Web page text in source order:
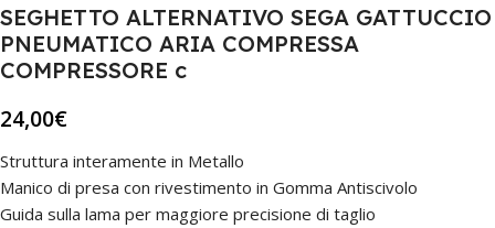
SEGHETTO ALTERNATIVO SEGA GATTUCCIO
PNEUMATICO ARIA COMPRESSA
COMPRESSORE c
24,00€
Struttura interamente in Metallo
Manico di presa con rivestimento in Gomma Antiscivolo
Guida sulla lama per maggiore precisione di taglio